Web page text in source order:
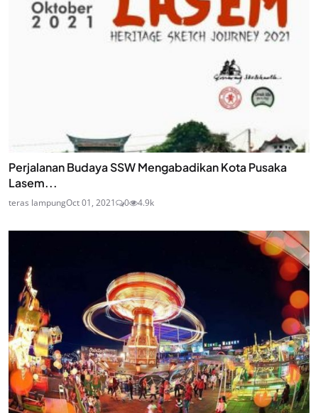
Perjalanan Budaya SSW Mengabadikan Kota Pusaka
Lasem...
teras lampungOct 01, 2021 0 4.9k